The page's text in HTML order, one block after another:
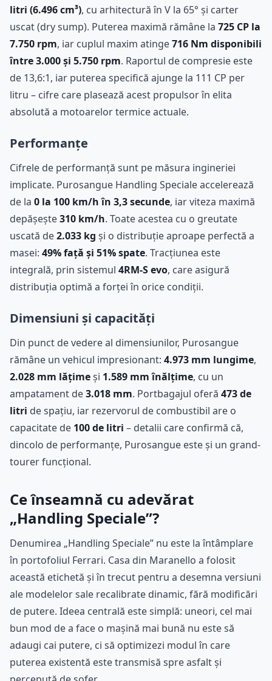
litri (6.496 cm³), cu arhitectură în V la 65° și carter
uscat (dry sump). Puterea maximă rămâne la 725 CP la
7.750 rpm, iar cuplul maxim atinge716 Nm disponibili
între 3.000 și 5.750 rpm. Raportul de compresie este
de 13,6:1, iar puterea specifică ajunge la 111 CP per
litru – cifre care plasează acest propulsor în elita
absolută a motoarelor termice actuale.
Performanțe
Cifrele de performanță sunt pe măsura ingineriei
implicate. Purosangue Handling Speciale accelerează
de la 0 la 100 km/h în 3,3 secunde, iar viteza maximă
depășește310 km/h. Toate acestea cu o greutate
uscată de2.033 kg și o distribuție aproape perfectă a
masei: 49% față și 51% spate. Tracțiunea este
integrală, prin sistemul 4RM-S evo, care asigură
distribuția optimă a forței în orice condiții.
Dimensiuni și capacități
Din punct de vedere al dimensiunilor, Purosangue
rămâne un vehicul impresionant: 4.973 mm lungime,
2.028 mm lățimeși 1.589 mm înălțime, cu un
ampatament de3.018 mm. Portbagajul oferă 473 de
litri de spațiu, iar rezervorul de combustibil are o
capacitate de 100 de litri – detalii care confirmă că,
dincolo de performanțe, Purosangue este și un grand-
tourer funcțional.
Ce înseamnă cu adevărat
„Handling Speciale”?
Denumirea „Handling Speciale” nu este la întâmplare
în portofoliul Ferrari. Casa din Maranello a folosit
această etichetă și în trecut pentru a desemna versiuni
ale modelelor sale recalibrate dinamic, fără modificări
de putere. Ideea centrală este simplă: uneori, cel mai
bun mod de a face o mașină mai bună nu este să
adaugi cai putere, ci să optimizezi modul în care
puterea existentă este transmisă spre asfalt și